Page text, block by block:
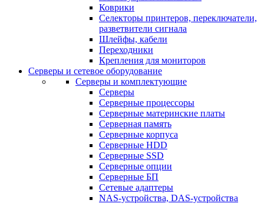
Коврики
Селекторы принтеров, переключатели,
разветвители сигнала
Шлейфы, кабели
Переходники
Крепления для мониторов
Серверы и сетевое оборудование
Серверы и комплектующие
Серверы
Серверные процессоры
Серверные материнские платы
Серверная память
Серверные корпуса
Серверные HDD
Серверные SSD
Серверные опции
Серверные БП
Сетевые адаптеры
NAS-устройства, DAS-устройства